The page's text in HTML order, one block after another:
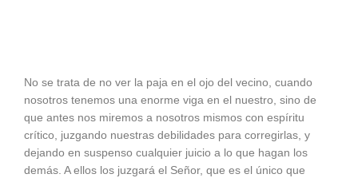
No se trata de no ver la paja en el ojo del vecino, cuando
nosotros tenemos una enorme viga en el nuestro, sino de
que antes nos miremos a nosotros mismos con espíritu
crítico, juzgando nuestras debilidades para corregirlas, y
dejando en suspenso cualquier juicio a lo que hagan los
demás. A ellos los juzgará el Señor, que es el único que